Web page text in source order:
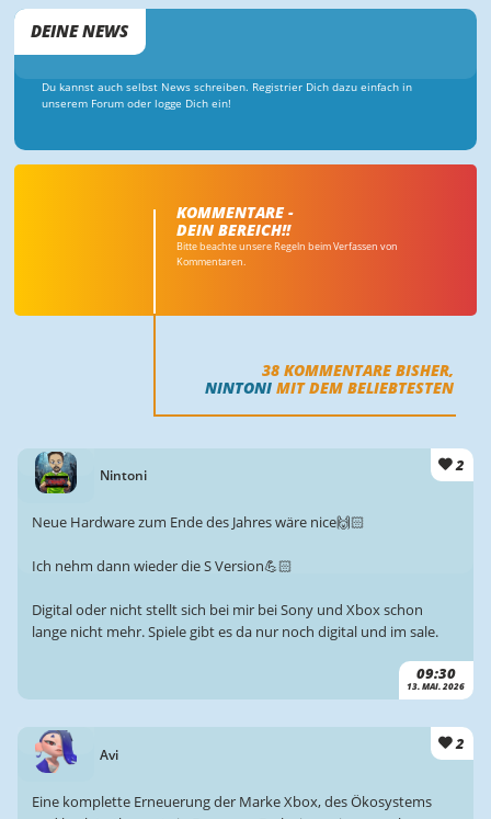
DEINE NEWS
Du kannst auch selbst News schreiben. Registrier Dich dazu einfach in
unserem Forum oder logge Dich ein!
KOMMENTARE -
DEIN BEREICH!!
Bitte beachte unsere Regeln beim Verfassen von
Kommentaren.
38 KOMMENTARE BISHER,
NINTONI MIT DEM BELIEBTESTEN
Nintoni
2
09:30
13. MAI. 2026
Neue Hardware zum Ende des Jahres wäre nice🙌🏻
Ich nehm dann wieder die S Version💪🏻
Digital oder nicht stellt sich bei mir bei Sony und Xbox schon
lange nicht mehr. Spiele gibt es da nur noch digital und im sale.
Avi
2
Eine komplette Erneuerung der Marke Xbox, des Ökosystems